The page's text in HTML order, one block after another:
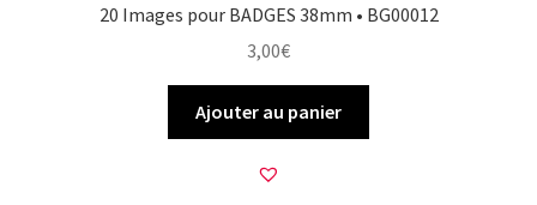
20 Images pour BADGES 38mm • BG00012
3,00€
Ajouter au panier